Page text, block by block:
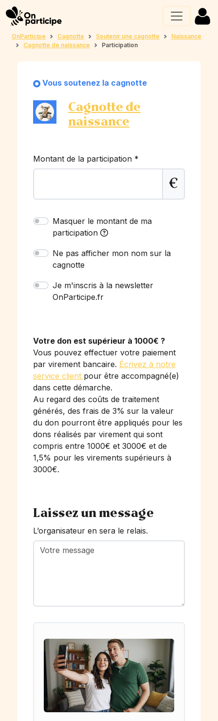
OnParticipe Cagnotte Soutenir une cagnotte
Naissance
Cagnotte de naissance
Participation
Vous soutenez la cagnotte
Cagnotte de
naissance
Montant de la participation *
€
Masquer le montant de ma
participation
Ne pas afficher mon nom sur la
cagnotte
Je m'inscris à la newsletter
OnParticipe.fr
Votre don est supérieur à 1000€ ?
Vous pouvez effectuer votre paiement
par virement bancaire. Écrivez à notre
service client pour être accompagné(e)
dans cette démarche.
Au regard des coûts de traitement
générés, des frais de 3% sur la valeur
du don pourront être appliqués pour les
dons réalisés par virement qui sont
compris entre 1000€ et 3000€ et de
1,5% pour les virements supérieurs à
3000€.
Laissez un message
L’organisateur en sera le relais.